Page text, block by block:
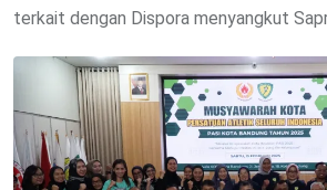
terkait dengan Dispora menyangkut